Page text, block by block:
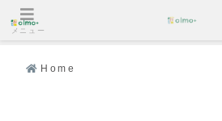
Home
メニュー